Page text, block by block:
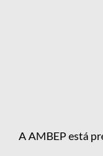
A AMBEP está